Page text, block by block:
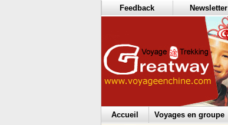
Feedback Newsletter
Accueil Voyages en groupe